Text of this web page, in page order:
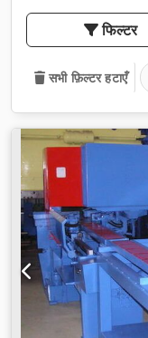
फिल्टर
सभी फ़िल्टर हटाएँ